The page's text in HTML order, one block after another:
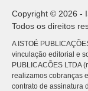
Copyright © 2026 -
Todos os direitos
A ISTOÉ
vinculação editorial e
PUBLICACÕES LTDA
realizamos cobranças
contrato de assinatura